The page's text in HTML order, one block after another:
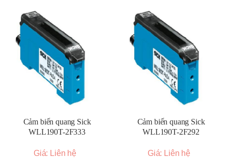
Cảm biến quang Sick
WLL190T-2F333
Giá: Liên hệ
Cảm biến quang Sick
WLL190T-2F292
Giá: Liên hệ